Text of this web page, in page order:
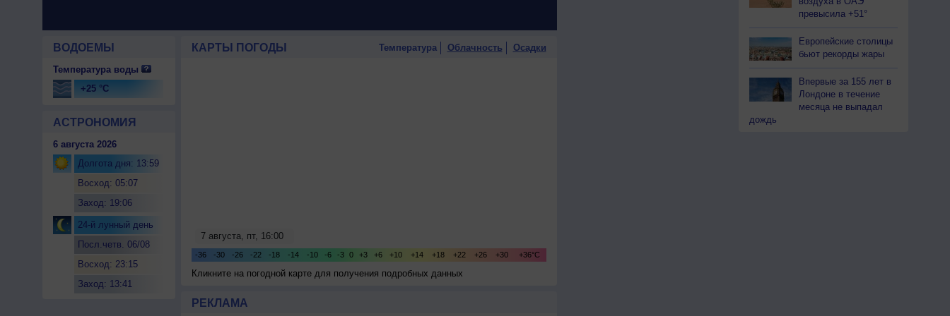
ВОДОЕМЫ
Температура воды
+25 °C
АСТРОНОМИЯ
6 августа 2026
Долгота дня: 13:59
Восход: 05:07
Заход: 19:06
24-й лунный день
Посл.четв. 06/08
Восход: 23:15
Заход: 13:41
КАРТЫ ПОГОДЫ Температура Облачность Осадки
Кликните на погодной карте для получения подробных данных
РЕКЛАМА
превысила +51°
Европейские столицы
бьют рекорды жары
Впервые за 155 лет в
Лондоне в течение
месяца не выпадал
дождь